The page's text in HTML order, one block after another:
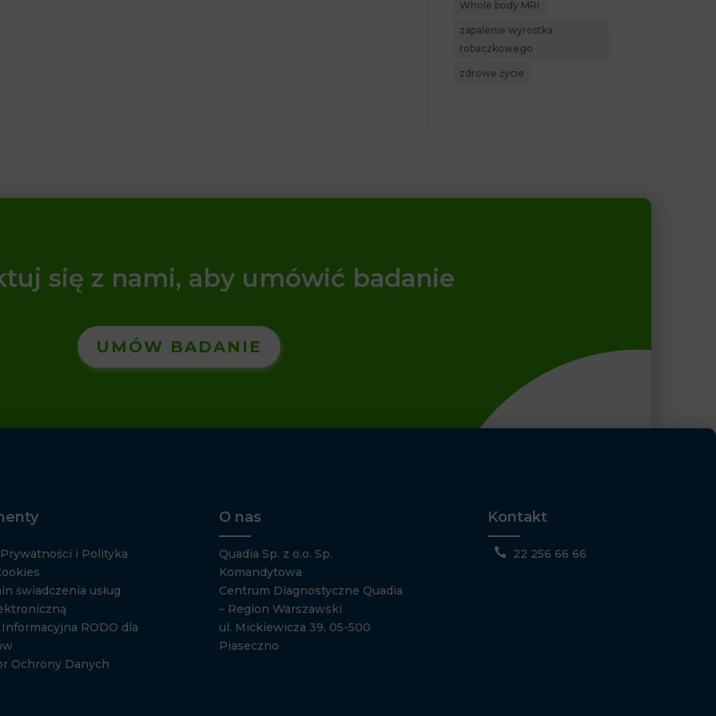
Whole body MRI
zapalenie wyrostka
robaczkowego
zdrowe życie
się z nami, aby umówić badanie
UMÓW BADANIE
i Polityka
świadczenia usług
Informacyjna RODO dla
Ochrony Danych
O nas
Quadia Sp. z o.o. Sp.
Komandytowa
Centrum Diagnostyczne Quadia
– Region Warszawski
ul. Mickiewicza 39, 05-500
Piaseczno
Kontakt
 22 256 66 66